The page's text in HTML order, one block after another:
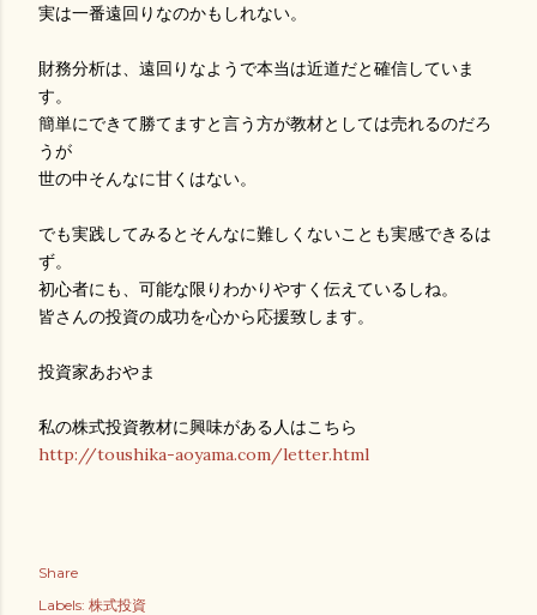
実は一番遠回りなのかもしれない。
財務分析は、遠回りなようで本当は近道だと確信していま
す。
簡単にできて勝てますと言う方が教材としては売れるのだろ
うが
世の中そんなに甘くはない。
でも実践してみるとそんなに難しくないことも実感できるは
ず。
初心者にも、可能な限りわかりやすく伝えているしね。
皆さんの投資の成功を心から応援致します。
投資家あおやま
私の株式投資教材に興味がある人はこちら
http://toushika-aoyama.com/letter.html
Share
Labels: 株式投資